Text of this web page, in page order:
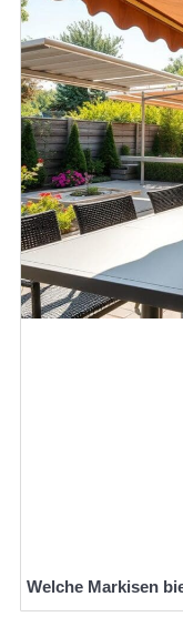
Welche Markisen